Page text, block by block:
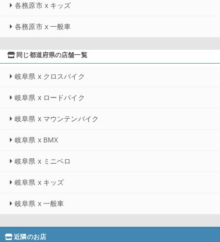
各務原市 x キッズ
各務原市 x 一般車
同じ都道府県の店舗一覧
岐阜県 x クロスバイク
岐阜県 x ロードバイク
岐阜県 x マウンテンバイク
岐阜県 x BMX
岐阜県 x ミニベロ
岐阜県 x キッズ
岐阜県 x 一般車
近隣のお店